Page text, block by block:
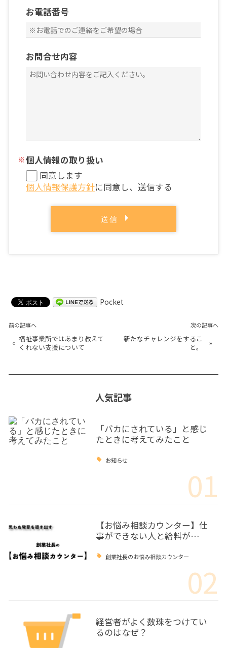
お電話番号
お問合せ内容
個人情報の取り扱い
同意します
個人情報保護方針に同意し、送信する
Pocket
前の記事へ
« 福祉事業所ではあまり教えて
くれない支援について
次の記事へ
新たなチャレンジをするこ
と。
»
人気記事
「バカにされている」と感じ
たときに考えてみたこと
お知らせ
01
【お悩み相談カウンター】仕
事ができない人と給料が…
創業社長のお悩み相談カウンター
02
経営者がよく数珠をつけてい
るのはなぜ？